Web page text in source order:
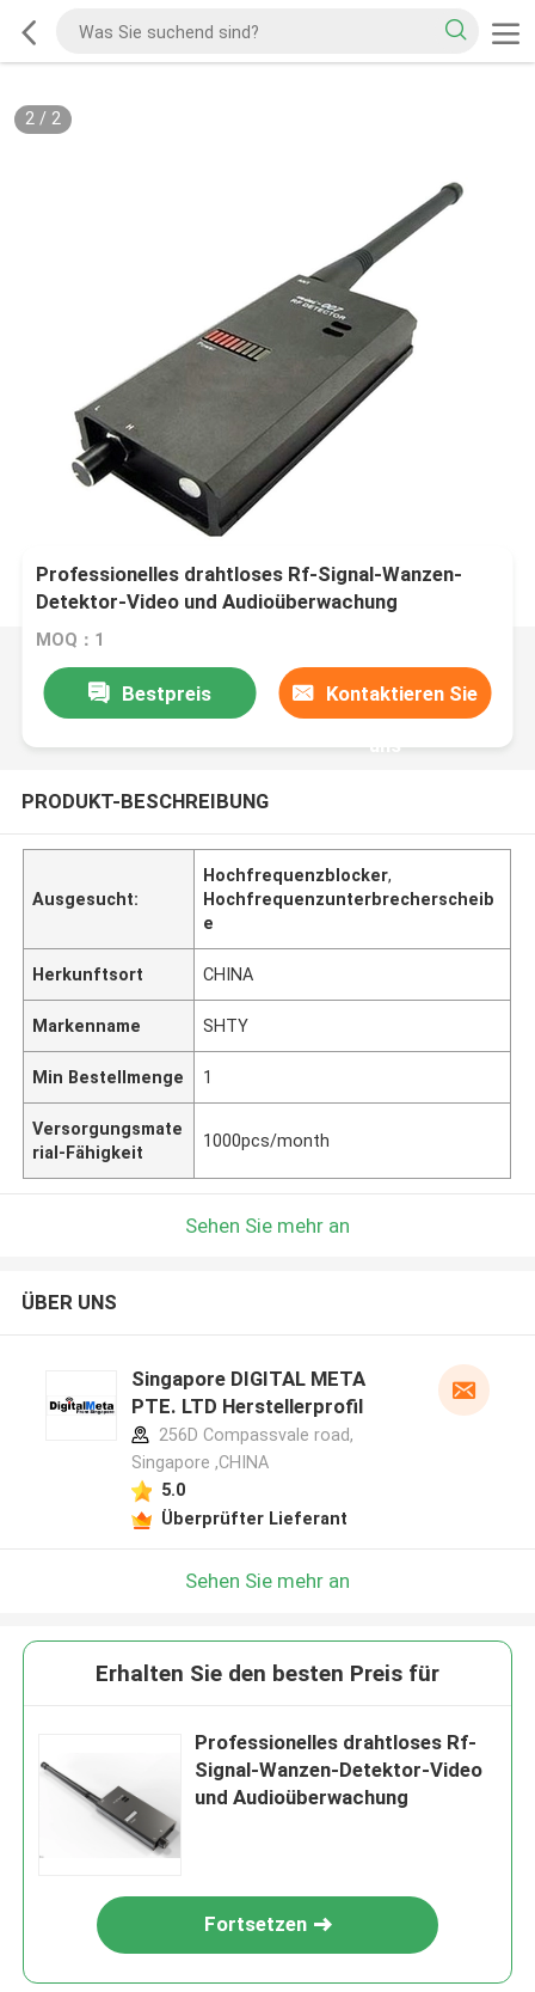
2/ 2
Professionelles drahtloses Rf-Signal-Wanzen-
Detektor-Video und Audioüberwachung
MOQ：1
Bestpreis Kontaktieren Sie
uns
PRODUKT-BESCHREIBUNG
Ausgesucht:
Hochfrequenzblocker,
Hochfrequenzunterbrecherscheib
e
Herkunftsort CHINA
Markenname SHTY
Min Bestellmenge 1
Versorgungsmate
rial-Fähigkeit
1000pcs/month
Sehen Sie mehr an
ÜBER UNS
Singapore DIGITAL META
PTE. LTD Herstellerprofil
256D Compassvale road,
Singapore ,CHINA
5.0
Überprüfter Lieferant
Sehen Sie mehr an
Erhalten Sie den besten Preis für
Professionelles drahtloses Rf-
Signal-Wanzen-Detektor-Video
und Audioüberwachung
Fortsetzen